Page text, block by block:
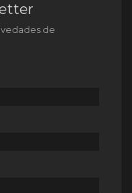
de